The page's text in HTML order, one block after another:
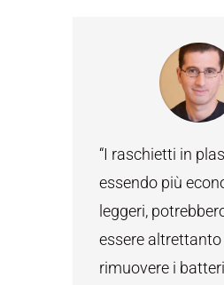
“I raschietti in
essendo più
leggeri,
essere
rimuovere i